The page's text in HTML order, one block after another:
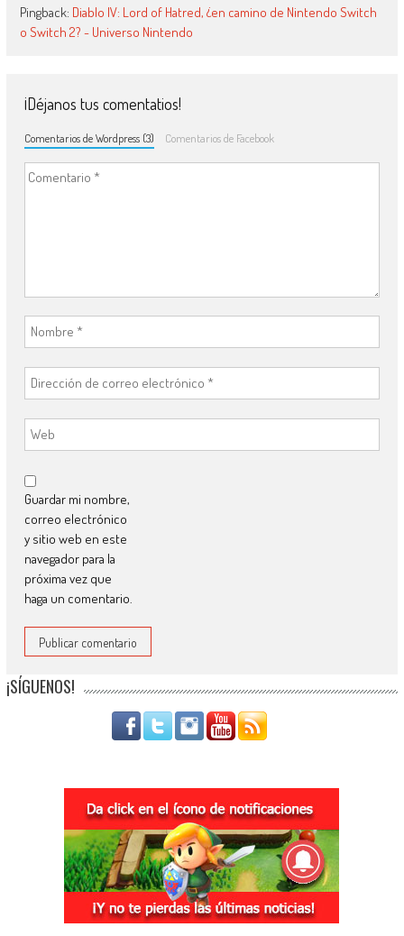
Pingback: Diablo IV: Lord of Hatred, ¿en camino de Nintendo Switch
o Switch 2? - Universo Nintendo
¡Déjanos tus comentatios!
Comentarios de Wordpress (3) Comentarios de Facebook
Guardar mi nombre,
correo electrónico
y sitio web en este
navegador para la
próxima vez que
haga un comentario.
¡SÍGUENOS!